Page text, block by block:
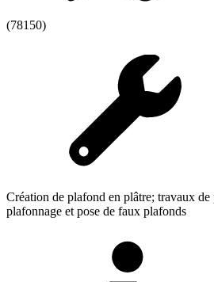
(78150)
Création de plafond en plâtre; travaux
plafonnage et pose de faux plafonds